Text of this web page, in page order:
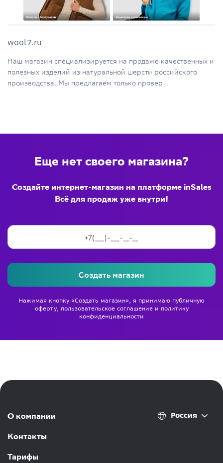
wool7.ru
Наш магазин специализируется на продаже качественных и
полезных изделий из натуральной шерсти российского
производства. Мы предлагаем только провер...
Еще нет своего магазина?
Создайте интернет-магазин на платформе inSales
Всё для продаж уже внутри!
Создать магазин
Нажимая кнопку «Создать магазин», я принимаю публичную
оферту, пользовательское соглашениеи политику
конфиденциальности
О компании
Контакты
Тарифы
Россия